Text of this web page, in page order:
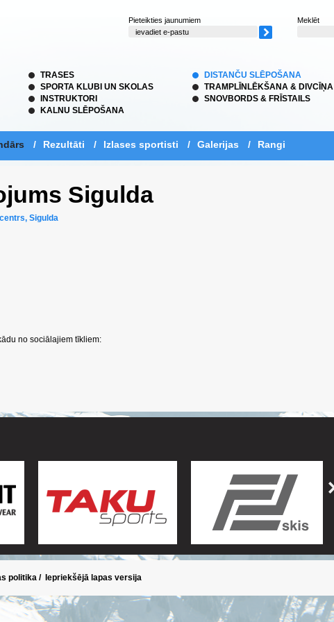
Pieteikties jaunumiem Meklēt
TRASES
SPORTA KLUBI UN SKOLAS
INSTRUKTORI
KALNU SLĒPOŠANA
DISTANČU SLĒPOŠANA
TRAMPLĪNLĒKŠANA & DIVCĪŅA
SNOVBORDS & FRĪSTAILS
/ Rezultāti / Izlases sportisti / Galerijas / Rangi
Sigulda
Sigulda
no sociālajiem tīkliem:
politika / Iepriekšējā lapas versija